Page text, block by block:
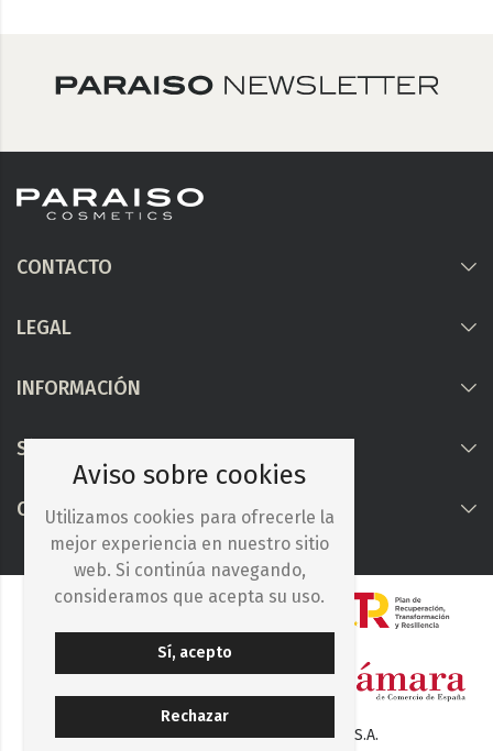
CONTACTO
LEGAL
INFORMACIÓN
Síguenos
COLABORAMOS CON
© 2025. Iberocelulosa Madrileña, S.A.
Aviso sobre cookies
Utilizamos cookies para ofrecerle la
mejor experiencia en nuestro sitio
web. Si continúa navegando,
consideramos que acepta su uso.
Sí, acepto
Rechazar